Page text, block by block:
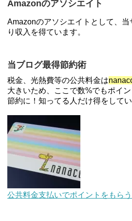
【2倍増量】PayPayカー
登録と3回利用で10000pt
3/31まで
ソニーフィナンシャルグル
もらえる口座開設キャンペ
【解決】マリオットボン
い、パスワード変更不可の
【対象者限定】楽天ペイで
ントキャンペーン！～6/1
JCBカードWでApple Pay
0570を回避する方法
Amazonのアソシエイト
Amazonのアソシエイトとして、当
り収入を得ています。
当ブログ最得節約術
税金、光熱費等の公共料金は
大きいため、ここで数%でもポイ
節約に！知ってる人だけ得をしてい
公共料金支払いでポイントをもら